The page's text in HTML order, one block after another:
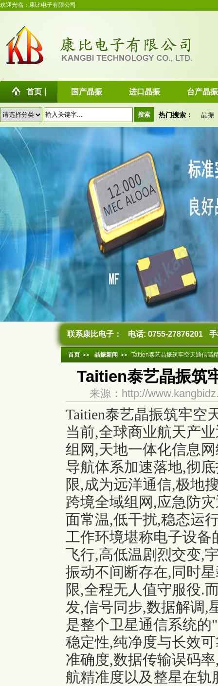
欢迎光临：康比电子有限公司
首页 国产晶振 进口晶振 台产晶振
热门搜索： 晶振
联系康比电子： 电话: 0755-27876201
首页 晶振新闻 Taitien泰艺晶振筑牢空天通信高
Taitien泰艺晶振筑
来源：http://
Taitien泰艺晶振筑牢空
当前,全球商业航天产
组网,天地一体化信息
导航体系加速落地,彻
限,成为远洋通信,极地
跨境全域组网,应急防
面常温,低干扰,稳态运
工作环境堪称电子设
飞行,高低温剧烈交变,
振动不间断存在,同时
限,全程无人值守服役.
发,信号同步,数据解调,
是整个卫星通信系统
稳定性,纯净度与长效
准确度,数据传输误码
航精准度以及整星在